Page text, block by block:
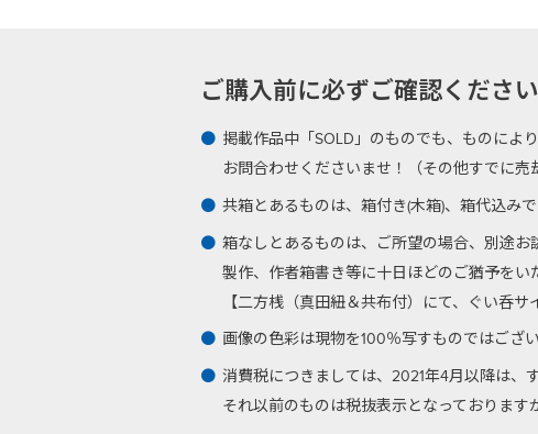
ご購入前に必ずご確認くださ
掲載作品中「SOLD」のものでも、ものによ
お問合わせくださいませ！（その他すでに売
共箱とあるものは、箱付き(木箱)、箱代込みで
箱なしとあるものは、ご所望の場合、別途お
製作、作者箱書き等に十日ほどのご猶予をい
【二方桟（真田紐＆共布付）にて、ぐい呑
画像の色彩は現物を100％写すものではござ
消費税につきましては、2021年4月以降は、
それ以前のものは税抜表示となっております